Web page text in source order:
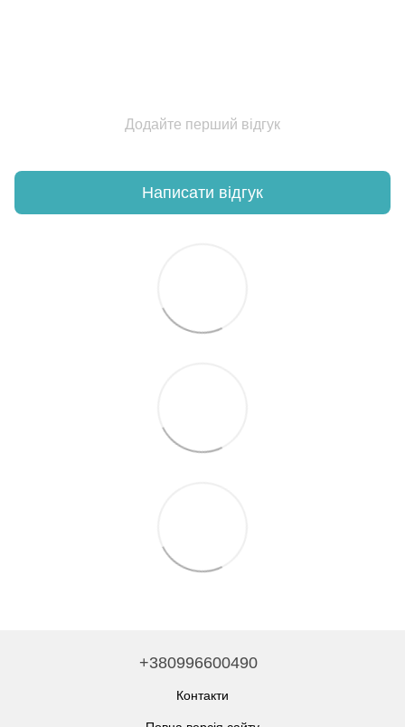
Додайте перший відгук
Написати відгук
+380996600490
Контакти